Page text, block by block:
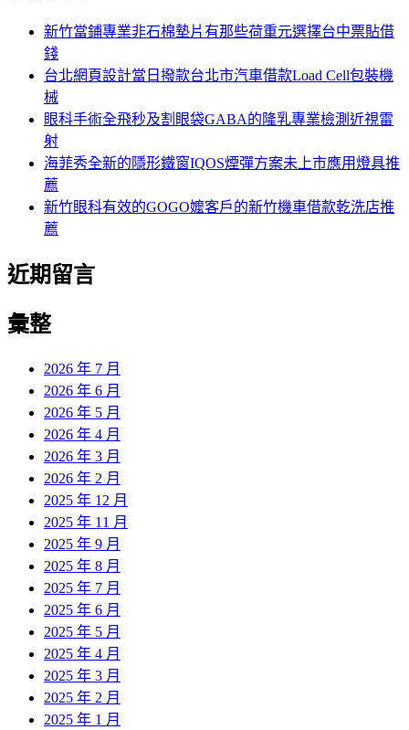
新竹當鋪專業非石棉墊片有那些荷重元選擇台中票貼借
錢
台北網頁設計當日撥款台北市汽車借款Load Cell包裝機
械
眼科手術全飛秒及割眼袋GABA的隆乳專業檢測近視雷
射
海菲秀全新的隱形鐵窗IQOS煙彈方案未上市應用燈具推
薦
新竹眼科有效的GOGO嬤客戶的新竹機車借款乾洗店推
薦
近期留言
彙整
2026 年 7 月
2026 年 6 月
2026 年 5 月
2026 年 4 月
2026 年 3 月
2026 年 2 月
2025 年 12 月
2025 年 11 月
2025 年 9 月
2025 年 8 月
2025 年 7 月
2025 年 6 月
2025 年 5 月
2025 年 4 月
2025 年 3 月
2025 年 2 月
2025 年 1 月